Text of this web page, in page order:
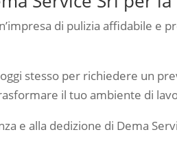
di pulizia affidabile e
oggi stesso per richiedere un
il tuo ambiente di
e alla dedizione di Dema